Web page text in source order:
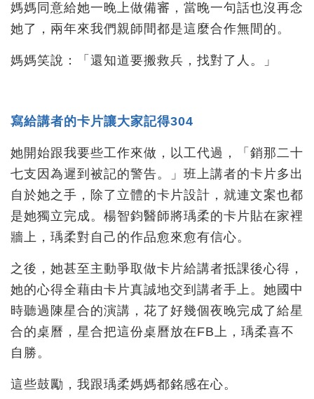
媽媽同意給她一晚上做備審，當晚一句話也沒再念
她了，兩年來我們親師間都是這麼合作無間的。
媽媽笑說：「還知道要搬救兵，找對了人。」
寫給講者的卡片讓大家記得304
她開始跟我要些工作來做，以工代過，「銷那二十
七支因為遲到被記的警告。」班上講者的卡片多出
自於她之手，除了立體的卡片設計，就連文案也都
是她獨立完成。楊智鈞醫師將瑀柔的卡片貼在家裡
牆上，瑀柔對自己的作品愈來愈有信心。
之後，她甚至主動爭取做卡片給講者抵課後心得，
她的心得全藉由卡片真誠地交到講者手上。她國中
時聽過陳星合的演講，花了好幾個夜晚完成了給星
合的桌曆，星合把這份桌曆放在FB上，瑀柔喜不
自勝。
這些鼓勵，我跟瑀柔媽媽都銘感在心。